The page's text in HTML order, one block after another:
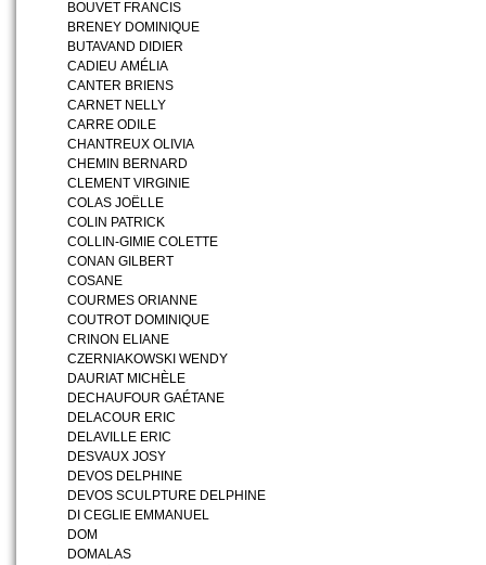
BOUVET FRANCIS
BRENEY DOMINIQUE
BUTAVAND DIDIER
CADIEU AMÉLIA
CANTER BRIENS
CARNET NELLY
CARRE ODILE
CHANTREUX OLIVIA
CHEMIN BERNARD
CLEMENT VIRGINIE
COLAS JOËLLE
COLIN PATRICK
COLLIN-GIMIE COLETTE
CONAN GILBERT
COSANE
COURMES ORIANNE
COUTROT DOMINIQUE
CRINON ELIANE
CZERNIAKOWSKI WENDY
DAURIAT MICHÈLE
DECHAUFOUR GAÉTANE
DELACOUR ERIC
DELAVILLE ERIC
DESVAUX JOSY
DEVOS DELPHINE
DEVOS SCULPTURE DELPHINE
DI CEGLIE EMMANUEL
DOM
DOMALAS